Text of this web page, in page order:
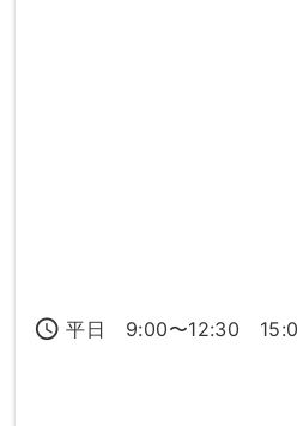
access_time 平日 9:00〜12:30